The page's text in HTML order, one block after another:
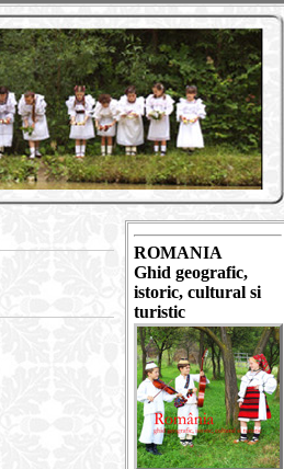
ROMANIA
Ghid geografic,
istoric, cultural si
turistic